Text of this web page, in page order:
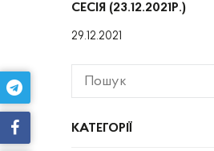
КАТЕГОРІЇ
СЕСІЯ (23.12.2021Р.)
29.12.2021